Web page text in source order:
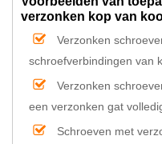
verzonken kop van
Verzonken
schroefverbindingen van
Verzonken
een verzonken gat
Schroeven met